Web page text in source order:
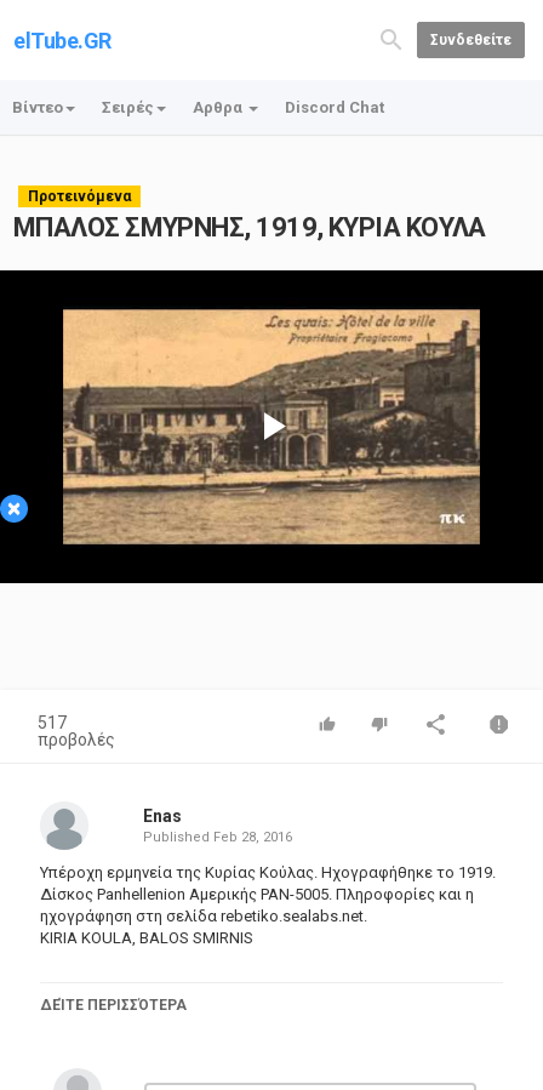
elTube.GR Συνδεθείτε
Βίντεο Σειρές Αρθρα Discord Chat
Προτεινόμενα
ΜΠΑΛΟΣ ΣΜΥΡΝΗΣ, 1919, ΚΥΡΙΑ ΚΟΥΛΑ
×
Play
Video
517
προβολές
Enas
Published Feb 28, 2016
Υπέροχη ερμηνεία της Κυρίας Κούλας. Ηχογραφήθηκε το 1919.
Δίσκος Panhellenion Αμερικής PAN-5005. Πληροφορίες και η
ηχογράφηση στη σελίδα rebetiko.sealabs.net.
KIRIA KOULA, BALOS SMIRNIS
Αααχ
-Ώωπα!
ΔΕΊΤΕ ΠΕΡΙΣΣΌΤΕΡΑ